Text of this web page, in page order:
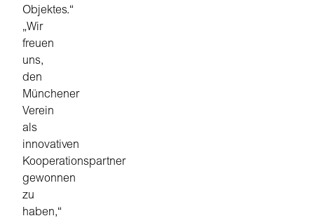
Objektes.“
„Wir
freuen
uns,
den
Münchener
Verein
als
innovativen
Kooperationspartner
gewonnen
zu
haben,“